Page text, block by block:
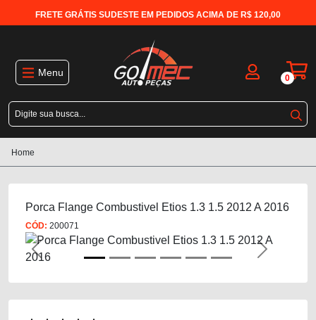
FRETE GRÁTIS SUDESTE EM PEDIDOS ACIMA DE R$ 120,00
Menu 0
Home
Porca Flange Combustivel Etios 1.3 1.5 2012 A 2016
CÓD: 200071
Previous Next